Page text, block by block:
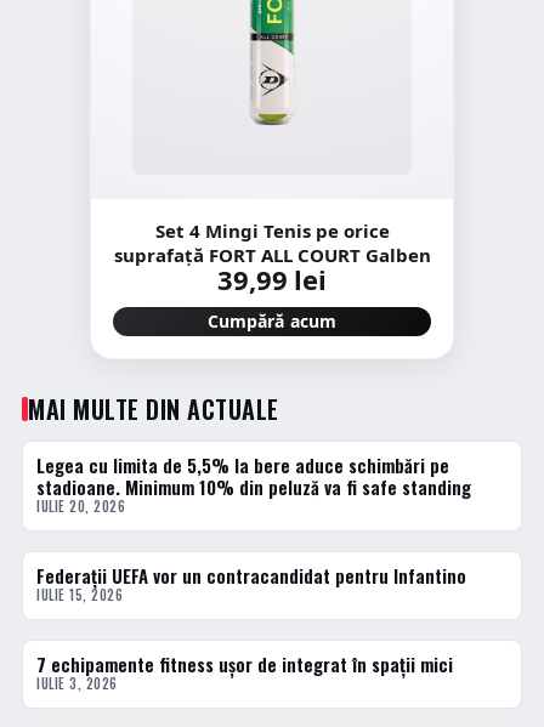
Set 4 Mingi Tenis pe orice
suprafață FORT ALL COURT Galben
39,99 lei
Cumpără acum
MAI MULTE DIN ACTUALE
ACTUALE
Legea cu limita de 5,5% la bere aduce schimbări pe
stadioane. Minimum 10% din peluză va fi safe standing
IULIE 20, 2026
ACTUALE
Federații UEFA vor un contracandidat pentru Infantino
IULIE 15, 2026
ACTUALE
7 echipamente fitness ușor de integrat în spații mici
IULIE 3, 2026